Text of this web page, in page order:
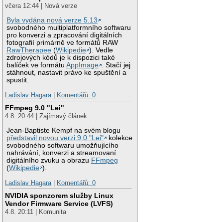
včera 12:44 | Nová verze
Byla vydána nová verze 5.13
svobodného multiplatformního softwaru
pro konverzi a zpracování digitálních
fotografií primárně ve formátů RAW
RawTherapee (Wikipedie ). Vedle
zdrojových kódů je k dispozici také
balíček ve formátuAppImage . Stačí jej
stáhnout, nastavit právo ke spuštění a
spustit.
Ladislav Hagara
Komentářů: 0
FFmpeg 9.0 "Lei"
4.8. 20:44 | Zajímavý článek
Jean-Baptiste Kempf na svém blogu
představil novou verzi 9.0 "Lei"
kolekce
svobodného softwaru umožňujícího
nahrávání, konverzi a streamovaní
digitálního zvuku a obrazu FFmpeg
(Wikipedie ).
Ladislav Hagara
Komentářů: 0
NVIDIA sponzorem služby Linux
Vendor Firmware Service (LVFS)
4.8. 20:11 | Komunita